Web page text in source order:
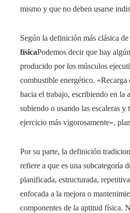
mismo y que no deben usarse
Según la definición más clásica de
físicaPodemos decir que hay
producido por los músculos
combustible energético. «Recarga
hacia el trabajo, escribiendo en la
subiendo o usando las escaleras y
ejercicio más vigorosamente»,
Por su parte, la definición
refiere a que es una subcategoría
planificada, estructurada,
enfocada a la mejora o
componentes de la aptitud física.